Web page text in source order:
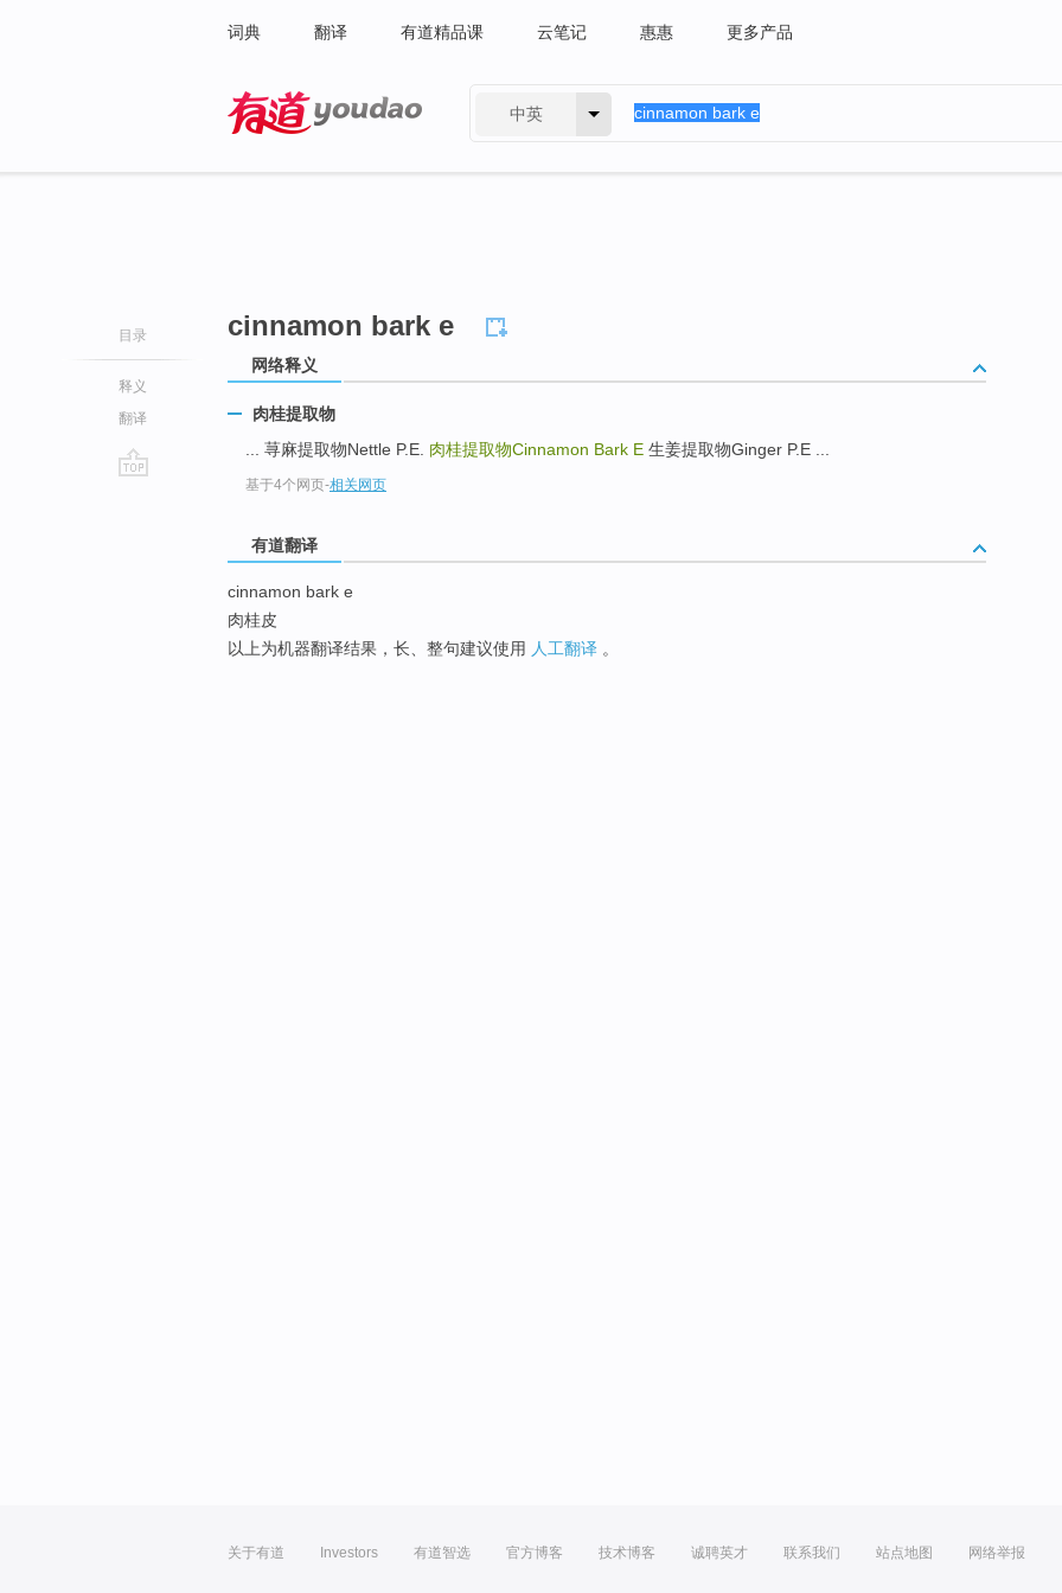
词典 翻译 有道精品课 云笔记 惠惠 更多产品
中英
目录
释义
翻译
cinnamon bark e
网络释义
肉桂提取物
... 荨麻提取物Nettle P.E. 肉桂提取物Cinnamon Bark E 生姜提取物Ginger P.E ...
基于4个网页-相关网页
有道翻译
cinnamon bark e
肉桂皮
以上为机器翻译结果，长、整句建议使用 人工翻译 。
关于有道 Investors 有道智选 官方博客 技术博客 诚聘英才 联系我们 站点地图 网络举报